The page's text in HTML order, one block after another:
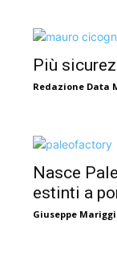
Più
Redazione Data
Nasce
estinti a
Giuseppe